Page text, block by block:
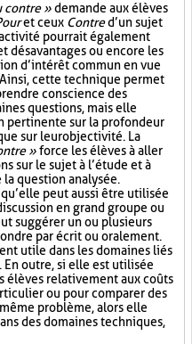
contre »demande aux élèves
et ceux Contred’un sujet
pourrait également
désavantages ou encore les
d’intérêt commun en vue
cette technique permet
conscience des
questions, mais elle
pertinente sur la profondeur
sur leur objectivité. La
»force les élèves à aller
sur le sujet à l’étude et à
question analysée.
peut aussi être utilisée
en grand groupe ou
suggérer un ou plusieurs
par écrit ou oralement.
utile dans les domaines liés
En outre, si elle est utilisée
élèves relativement aux coûts
ou pour comparer des
problème, alors elle
des domaines techniques,